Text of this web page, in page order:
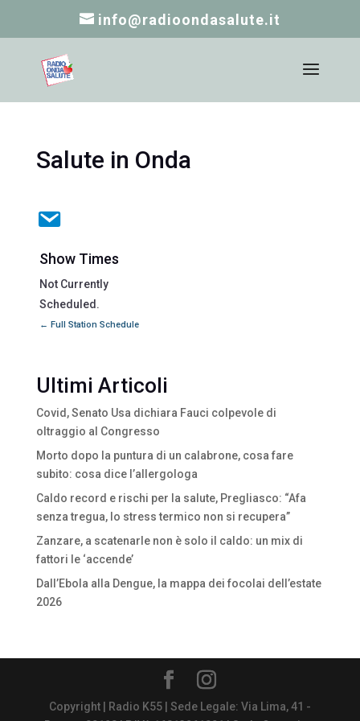
info@radioondasalute.it
Salute in Onda
Show Times
Not Currently
Scheduled.
← Full Station Schedule
Ultimi Articoli
Covid, Senato Usa dichiara Fauci colpevole di
oltraggio al Congresso
Morto dopo la puntura di un calabrone, cosa fare
subito: cosa dice l’allergologa
Caldo record e rischi per la salute, Pregliasco: “Afa
senza tregua, lo stress termico non si recupera”
Zanzare, a scatenarle non è solo il caldo: un mix di
fattori le ‘accende’
Dall’Ebola alla Dengue, la mappa dei focolai dell’estate
2026
Copyright | Radio K55 | Sede Legale: Via Lima, 41 -